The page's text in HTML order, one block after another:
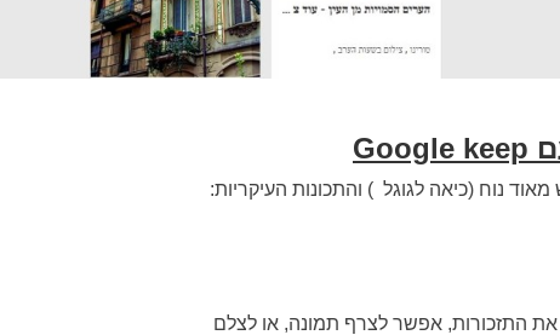
Google keep
נוח (כיאה לגוגל ) והתכונות העיקריות:
התזכורות, אפשר לצרף תמונה, או לצלם